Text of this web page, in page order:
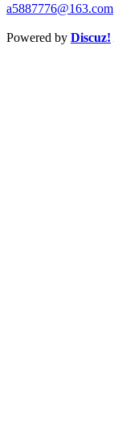
a5887776@163.com
Powered by Discuz!